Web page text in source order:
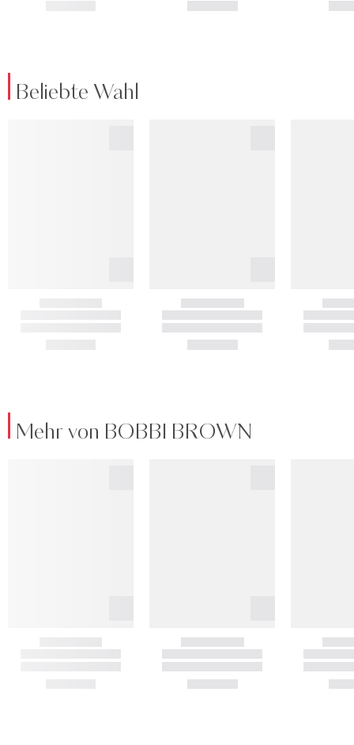
Beliebte Wahl
Mehr von BOBBI BROWN